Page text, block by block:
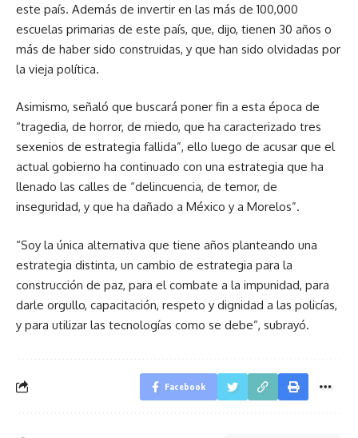
este país. Además de invertir en las más de 100,000
escuelas primarias de este país, que, dijo, tienen 30 años o
más de haber sido construidas, y que han sido olvidadas por
la vieja política.
Asimismo, señaló que buscará poner fin a esta época de
“tragedia, de horror, de miedo, que ha caracterizado tres
sexenios de estrategia fallida”, ello luego de acusar que el
actual gobierno ha continuado con una estrategia que ha
llenado las calles de “delincuencia, de temor, de
inseguridad, y que ha dañado a México y a Morelos”.
“Soy la única alternativa que tiene años planteando una
estrategia distinta, un cambio de estrategia para la
construcción de paz, para el combate a la impunidad, para
darle orgullo, capacitación, respeto y dignidad a las policías,
y para utilizar las tecnologías como se debe”, subrayó.
Facebook